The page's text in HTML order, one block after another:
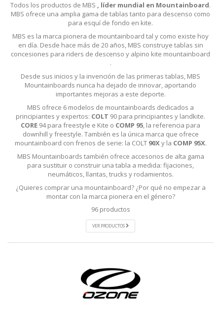
Todos los productos de MBS , líder mundial en Mountainboard.
MBS ofrece una amplia gama de tablas tanto para descenso como
para esquí de fondo en kite.
MBS es la marca pionera de mountainboard tal y como existe hoy
en día. Desde hace más de 20 años, MBS construye tablas sin
concesiones para riders de descenso y alpino kite mountainboard
.
Desde sus inicios y la invención de las primeras tablas, MBS
Mountainboards nunca ha dejado de innovar, aportando
importantes mejoras a este deporte.
MBS ofrece 6 modelos de mountainboards dedicados a
principiantes y expertos: COLT 90 para principiantes y landkite.
CORE 94 para freestyle e Kite o COMP 95, la referencia para
downhill y freestyle. También es la única marca que ofrece
mountainboard con frenos de serie: la COLT 90Xy la COMP 95X.
MBS Mountainboards también ofrece accesorios de alta gama
para sustituir o construir una tabla a medida: fijaciones,
neumáticos, llantas, trucks y rodamientos.
¿Quieres comprar una mountainboard? ¿Por qué no empezar a
montar con la marca pionera en el género?
96 productos
VER PRODUCTOS